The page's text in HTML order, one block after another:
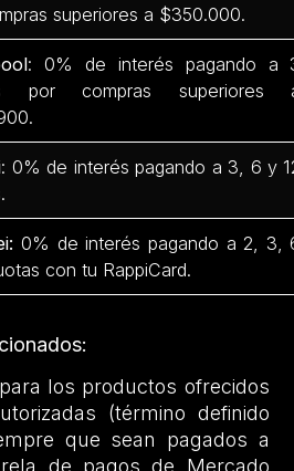
superiores a $350.000.
: 0% de interés pagando a
por compras superiores
: 0% de interés pagando a 3, 6 y
0% de interés pagando a 2, 3,
con tu RappiCard.
los productos ofrecidos
(término definido
que sean pagados a
de pagos de Mercado